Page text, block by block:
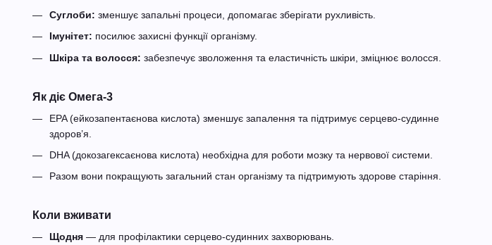
Суглоби: зменшує запальні процеси, допомагає зберігати рухливість.
Імунітет: посилює захисні функції організму.
Шкіра та волосся: забезпечує зволоження та еластичність шкіри, зміцнює волосся.
Як діє Омега-3
EPA (ейкозапентаєнова кислота) зменшує запалення та підтримує серцево-судинне
здоров’я.
DHA (докозагексаєнова кислота) необхідна для роботи мозку та нервової системи.
Разом вони покращують загальний стан організму та підтримують здорове старіння.
Коли вживати
Щодня — для профілактики серцево-судинних захворювань.